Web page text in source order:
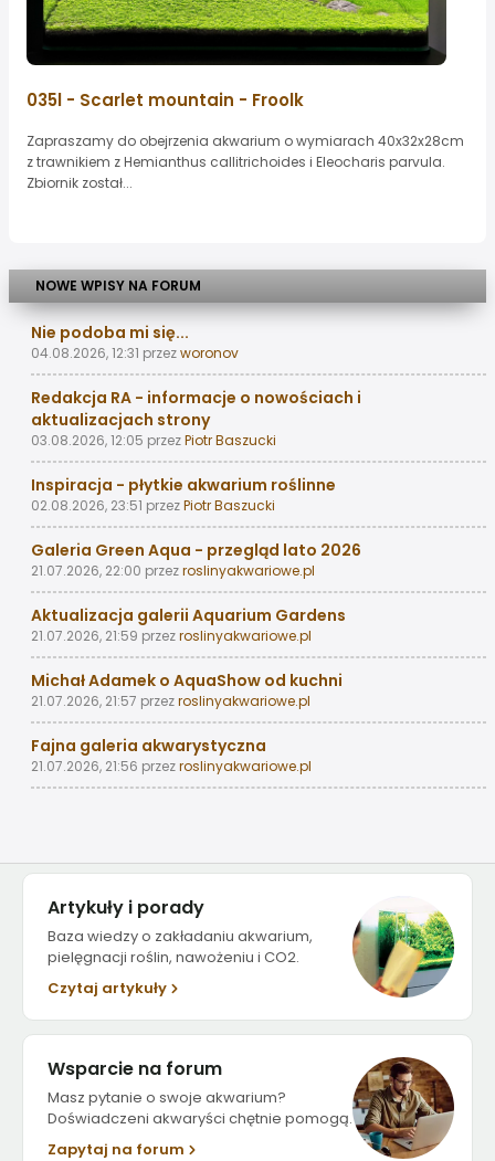
035l - Scarlet mountain - Froolk
Zapraszamy do obejrzenia akwarium o wymiarach 40x32x28cm
z trawnikiem z Hemianthus callitrichoides i Eleocharis parvula.
Zbiornik został...
NOWE WPISY NA FORUM
Nie podoba mi się...
04.08.2026, 12:31 przezworonov
Redakcja RA - informacje o nowościach i
aktualizacjach strony
03.08.2026, 12:05 przezPiotr Baszucki
Inspiracja - płytkie akwarium roślinne
02.08.2026, 23:51 przezPiotr Baszucki
Galeria Green Aqua - przegląd lato 2026
21.07.2026, 22:00 przezroslinyakwariowe.pl
Aktualizacja galerii Aquarium Gardens
21.07.2026, 21:59 przezroslinyakwariowe.pl
Michał Adamek o AquaShow od kuchni
21.07.2026, 21:57 przezroslinyakwariowe.pl
Fajna galeria akwarystyczna
21.07.2026, 21:56 przezroslinyakwariowe.pl
Artykuły i porady
Baza wiedzy o zakładaniu akwarium,
pielęgnacji roślin, nawożeniu i CO2.
Czytaj artykuły
Wsparcie na forum
Masz pytanie o swoje akwarium?
Doświadczeni akwaryści chętnie pomogą.
Zapytaj na forum